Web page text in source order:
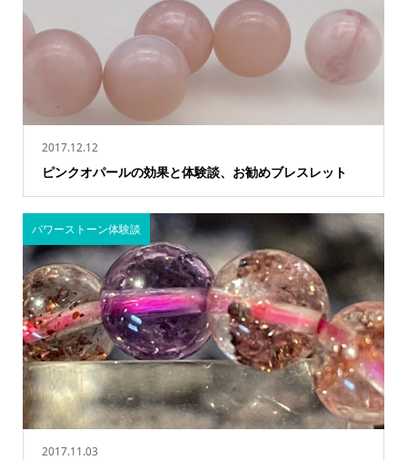
2017.12.12
ピンクオパールの効果と体験談、お勧めブレスレット
2017.11.03
パワーストーン体験談